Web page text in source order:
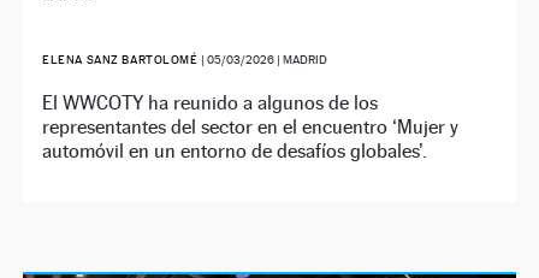
ELENA SANZ BARTOLOMÉ | 05/03/2026| MADRID
El WWCOTY ha reunido a algunos de los
representantes del sector en el encuentro ‘Mujer y
automóvil en un entorno de desafíos globales’.